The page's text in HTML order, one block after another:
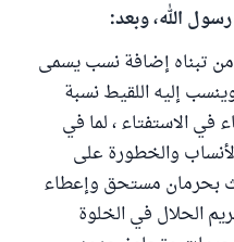
الله، وبعد:
من تبناه إضافة نسب يسمى
إليه اللقيط نسبة
في الاستفتاء ، لما في
والخطورة على
بحرمان مستحق وإعطاء
الحلال في الخلوة